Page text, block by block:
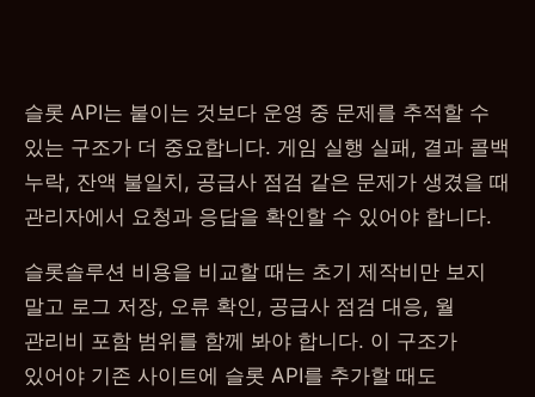
슬롯 API는 붙이는 것보다 운영 중 문제를 추적할 수
있는 구조가 더 중요합니다. 게임 실행 실패, 결과 콜백
누락, 잔액 불일치, 공급사 점검 같은 문제가 생겼을 때
관리자에서 요청과 응답을 확인할 수 있어야 합니다.
슬롯솔루션 비용을 비교할 때는 초기 제작비만 보지
말고 로그 저장, 오류 확인, 공급사 점검 대응, 월
관리비 포함 범위를 함께 봐야 합니다. 이 구조가
있어야 기존 사이트에 슬롯 API를 추가할 때도